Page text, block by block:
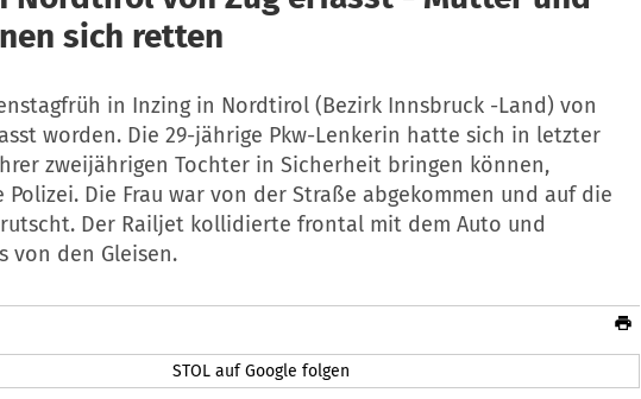
sich retten
in Inzing in Nordtirol (Bezirk Innsbruck -Land) von
worden. Die 29-jährige Pkw-Lenkerin hatte sich in letzter
zweijährigen Tochter in Sicherheit bringen können,
Die Frau war von der Straße abgekommen und auf die
Der Railjet kollidierte frontal mit dem Auto und
von den Gleisen.
STOL auf Google folgen